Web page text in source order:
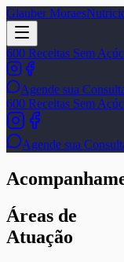
Glauber Moraes
600 Receitas Sem
Agende sua
600 Receitas Sem
Agende sua
Áreas de
Atuação